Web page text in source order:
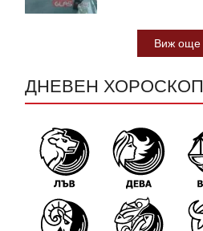
Виж още
ДНЕВЕН ХОРОСКОП